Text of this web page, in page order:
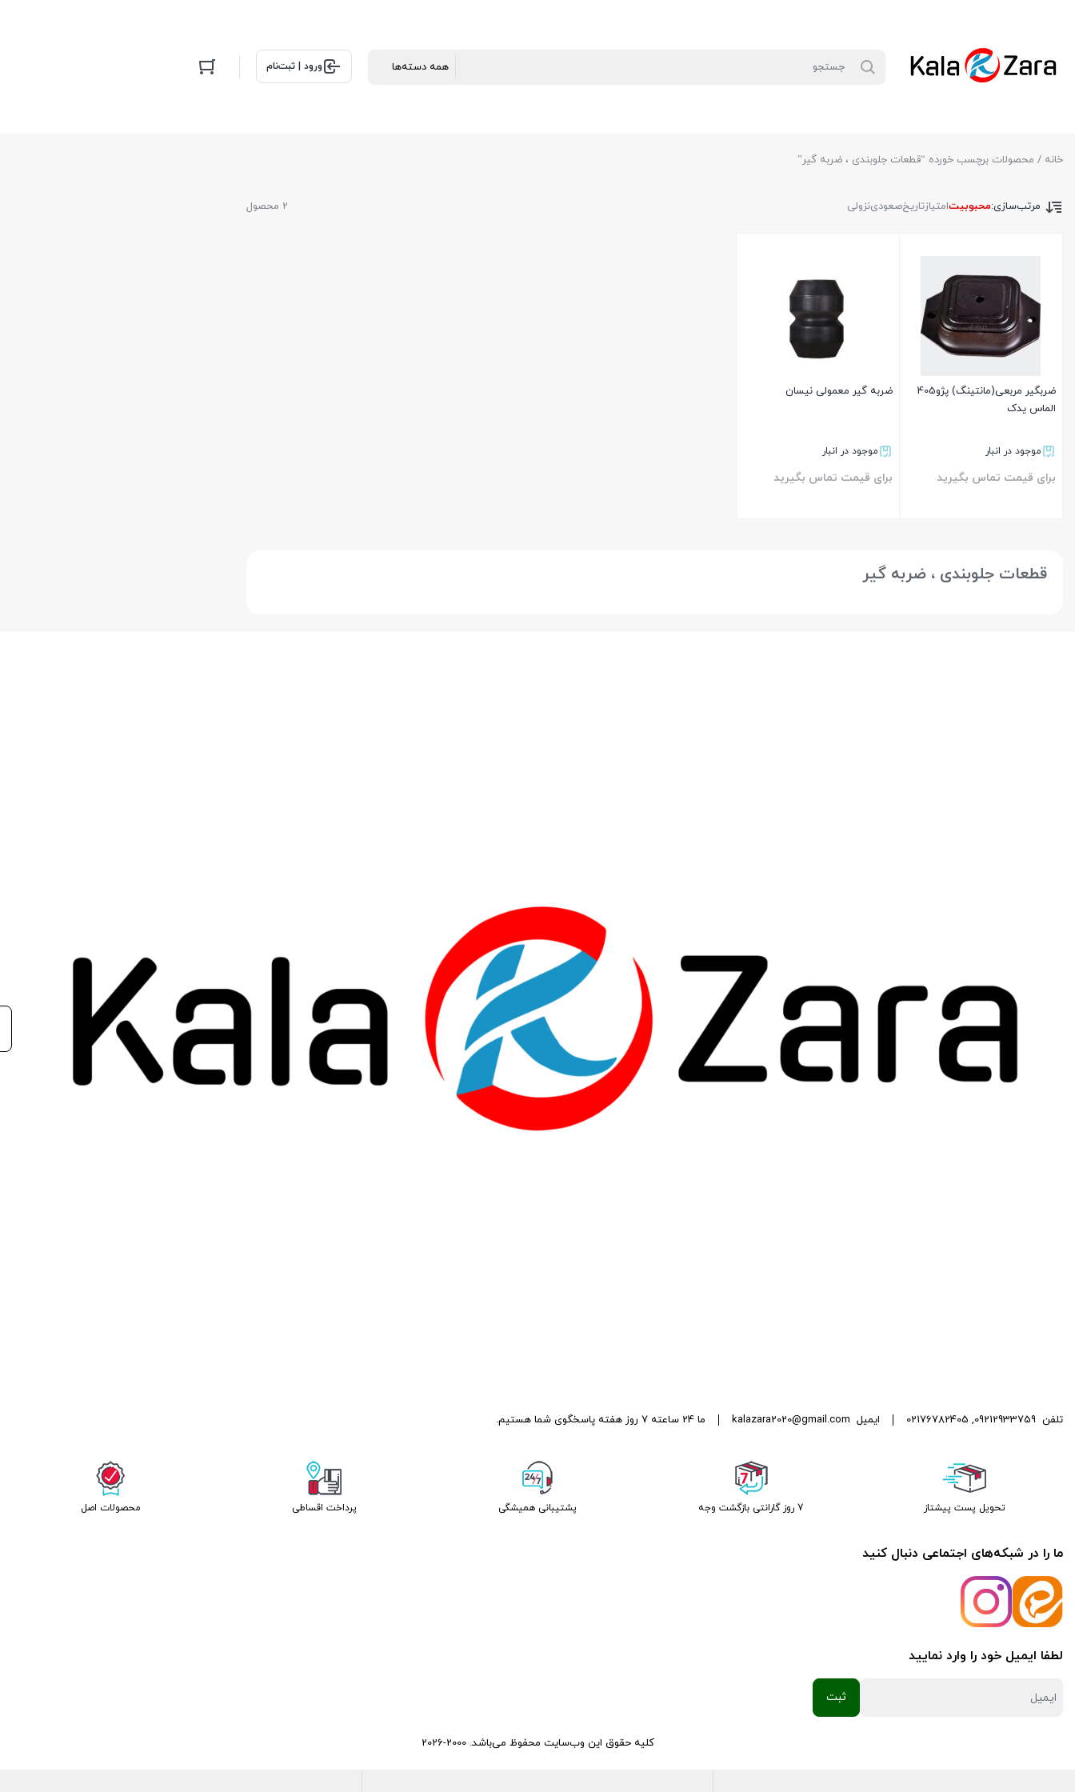
ورود | ثبت‌نام
خانه / محصولات برچسب خورده “قطعات جلوبندی ، ضربه گیر”
2 محصول مرتب‌سازی:محبوبیتامتیازتاریخصعودینزولی
ضربگیر مربعی(مانتینگ) پژو405
الماس یدک
موجود در انبار
برای قیمت تماس بگیرید
ضربه گیر معمولی نیسان
موجود در انبار
برای قیمت تماس بگیرید
قطعات جلوبندی ، ضربه گیر
تلفن 09212933759
,
02176782405 ایمیل kalazara2020@gmail.com ما 24 ساعته 7 روز هفته پاسخگوی شما هستیم.
تحویل پست پیشتاز 7 روز گارانتی بازگشت وجه پشتیبانی همیشگی پرداخت اقساطی محصولات اصل
ما را در شبکه‌های اجتماعی دنبال کنید
لطفا ایمیل خود را وارد نمایید
کلیه حقوق این وب‌سایت محفوظ می‌باشد. 2000-2026